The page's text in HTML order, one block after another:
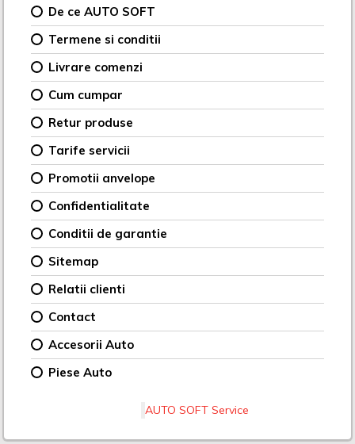
De ce AUTO SOFT
Termene si conditii
Livrare comenzi
Cum cumpar
Retur produse
Tarife servicii
Promotii anvelope
Confidentialitate
Conditii de garantie
Sitemap
Relatii clienti
Contact
Accesorii Auto
Piese Auto
AUTO SOFT Service